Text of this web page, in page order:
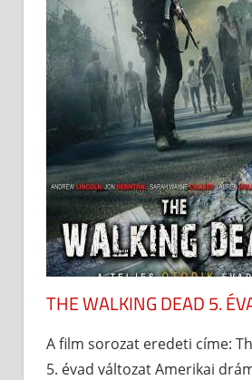
THE WALKING DEAD 5.
A film sorozat eredeti címe:
5. évad változat Amerikai